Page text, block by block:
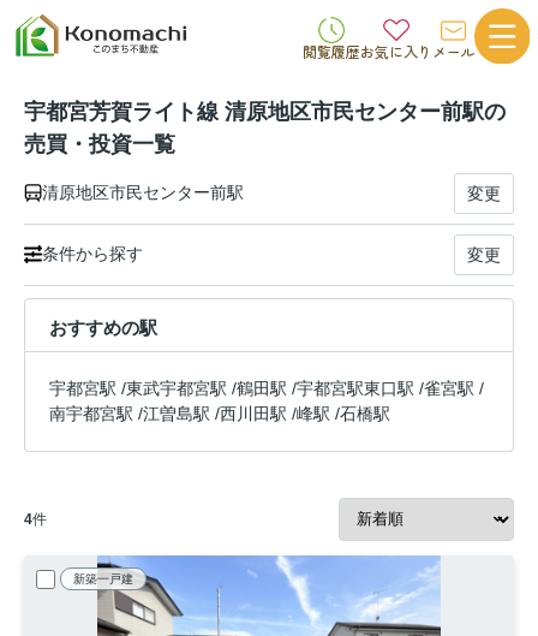
閲覧履歴お気に入り メール
宇都宮芳賀ライト線 清原地区市民センター前駅の
売買・投資一覧
清原地区市民センター前駅 変更
条件から探す 変更
おすすめの駅
宇都宮駅 /東武宇都宮駅 /鶴田駅 /宇都宮駅東口駅 /雀宮駅 /
南宇都宮駅 /江曽島駅 /西川田駅 /峰駅 /石橋駅
4件
新築一戸建